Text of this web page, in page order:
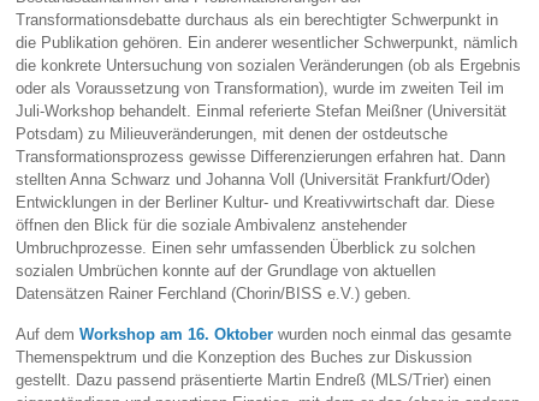
Transformationsdebatte durchaus als ein berechtigter Schwerpunkt in
die Publikation gehören. Ein anderer wesentlicher Schwerpunkt, nämlich
die konkrete Untersuchung von sozialen Veränderungen (ob als Ergebnis
oder als Voraussetzung von Transformation), wurde im zweiten Teil im
Juli-Workshop behandelt. Einmal referierte Stefan Meißner (Universität
Potsdam) zu Milieuveränderungen, mit denen der ostdeutsche
Transformationsprozess gewisse Differenzierungen erfahren hat. Dann
stellten Anna Schwarz und Johanna Voll (Universität Frankfurt/Oder)
Entwicklungen in der Berliner Kultur- und Kreativwirtschaft dar. Diese
öffnen den Blick für die soziale Ambivalenz anstehender
Umbruchprozesse. Einen sehr umfassenden Überblick zu solchen
sozialen Umbrüchen konnte auf der Grundlage von aktuellen
Datensätzen Rainer Ferchland (Chorin/BISS e.V.) geben.
Auf demWorkshop am 16. Oktober wurden noch einmal das gesamte
Themenspektrum und die Konzeption des Buches zur Diskussion
gestellt. Dazu passend präsentierte Martin Endreß (MLS/Trier) einen